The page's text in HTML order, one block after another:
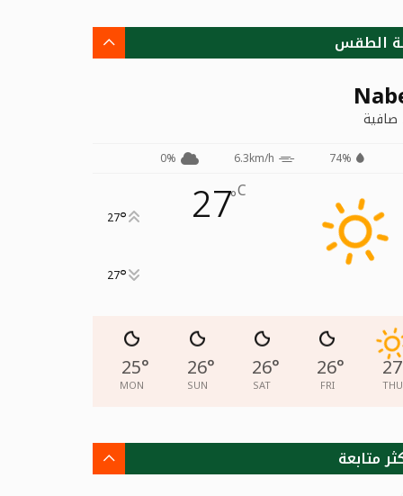
الطقس
74%
6.3km/h
0%
27°C
27°
27°
27
THU
26°
FRI
26°
SAT
26°
SUN
25°
MON
متابعة